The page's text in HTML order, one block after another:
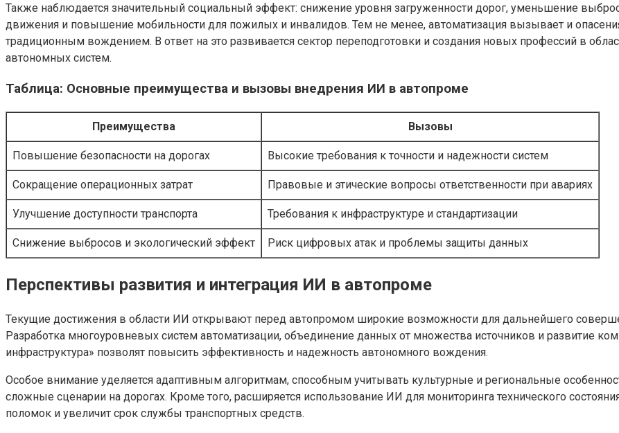
Также наблюдается значительный социальный эффект: снижение уровня загруженности дорог, уменьшение
движения и повышение мобильности для пожилых и инвалидов. Тем не менее, автоматизация вызывает и
традиционным вождением. В ответ на это развивается сектор переподготовки и создания новых профессий в
автономных систем.
Таблица: Основные преимущества и вызовы внедрения ИИ в автопроме
Преимущества Вызовы
Повышение безопасности на дорогах Высокие требования к точности и надежности систем
Сокращение операционных затрат Правовые и этические вопросы ответственности при авариях
Улучшение доступности транспорта Требования к инфраструктуре и стандартизации
Снижение выбросов и экологический эффект Риск цифровых атак и проблемы защиты данных
Перспективы развития и интеграция ИИ в автопроме
Текущие достижения в области ИИ открывают перед автопромом широкие возможности для дальнейшего
Разработка многоуровневых систем автоматизации, объединение данных от множества источников и развитие
инфраструктура» позволят повысить эффективность и надежность автономного вождения.
Особое внимание уделяется адаптивным алгоритмам, способным учитывать культурные и региональные
сложные сценарии на дорогах. Кроме того, расширяется использование ИИ для мониторинга технического
поломок и увеличит срок службы транспортных средств.